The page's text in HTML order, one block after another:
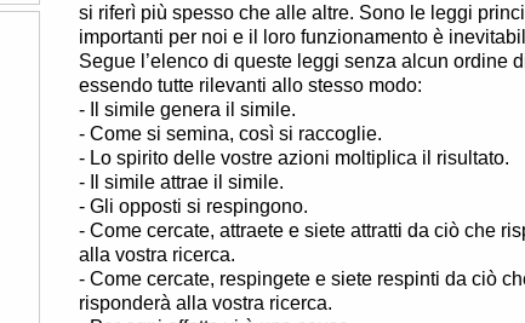
si riferì più spesso che alle altre. Sono le leggi
importanti per noi e il loro funzionamento è
Segue l’elenco di queste leggi senza alcun ordine
essendo tutte rilevanti allo stesso modo:
- Il simile genera il simile.
- Come si semina, così si raccoglie.
- Lo spirito delle vostre azioni moltiplica il risultato.
- Il simile attrae il simile.
- Gli opposti si respingono.
- Come cercate, attraete e siete attratti da ciò che
alla vostra ricerca.
- Come cercate, respingete e siete respinti da ciò
risponderà alla vostra ricerca.